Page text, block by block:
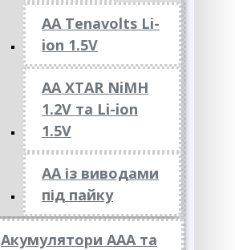
AA Tenavolts Li-
ion 1.5V
AA XTAR NiMH
1.2V та Li-ion
1.5V
АА із виводами
під пайку
Акумулятори ААА та